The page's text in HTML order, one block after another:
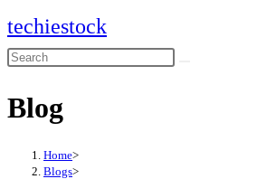
Skip
to
content
techiestock
Search
website
Blog
Home>
Blogs>